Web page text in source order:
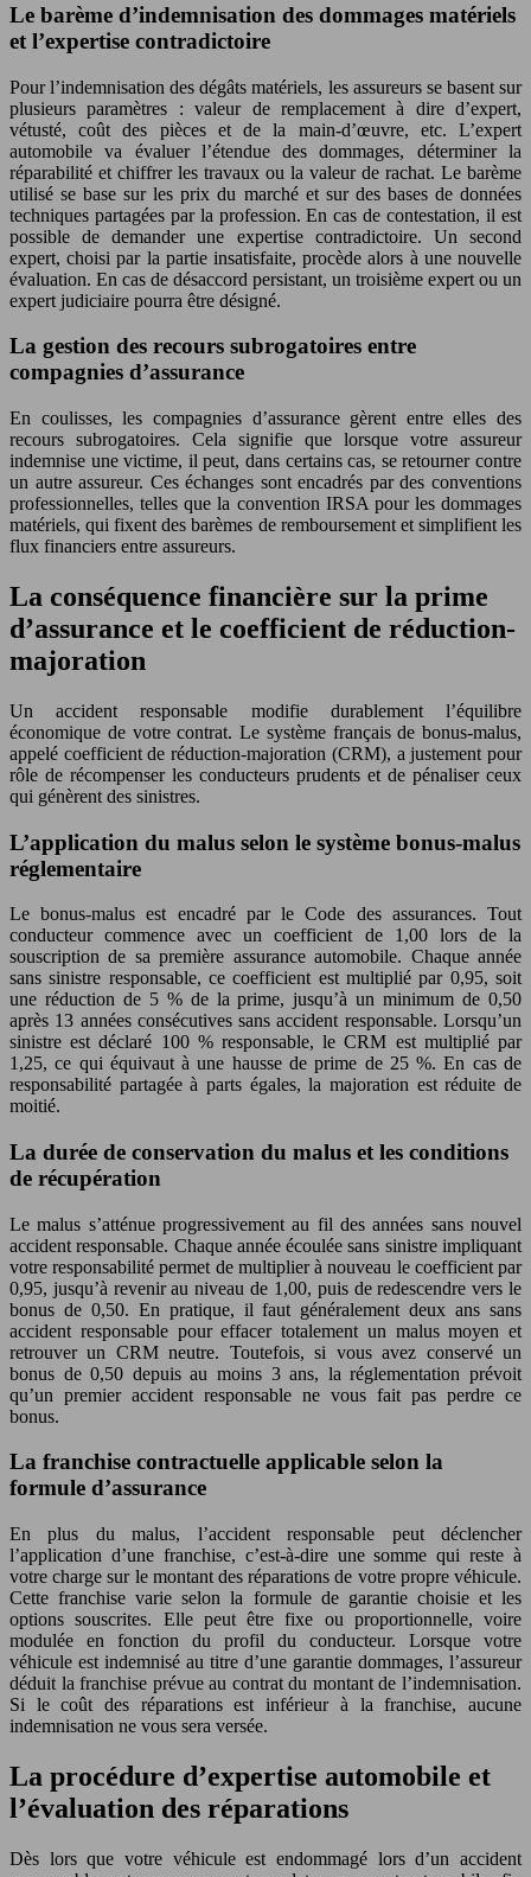
Le barème d’indemnisation des dommages matériels
et l’expertise contradictoire
Pour l’indemnisation des dégâts matériels, les assureurs se basent sur
plusieurs paramètres : valeur de remplacement à dire d’expert,
vétusté, coût des pièces et de la main-d’œuvre, etc. L’expert
automobile va évaluer l’étendue des dommages, déterminer la
réparabilité et chiffrer les travaux ou la valeur de rachat. Le barème
utilisé se base sur les prix du marché et sur des bases de données
techniques partagées par la profession. En cas de contestation, il est
possible de demander une expertise contradictoire. Un second
expert, choisi par la partie insatisfaite, procède alors à une nouvelle
évaluation. En cas de désaccord persistant, un troisième expert ou un
expert judiciaire pourra être désigné.
La gestion des recours subrogatoires entre
compagnies d’assurance
En coulisses, les compagnies d’assurance gèrent entre elles des
recours subrogatoires. Cela signifie que lorsque votre assureur
indemnise une victime, il peut, dans certains cas, se retourner contre
un autre assureur. Ces échanges sont encadrés par des conventions
professionnelles, telles que la convention IRSA pour les dommages
matériels, qui fixent des barèmes de remboursement et simplifient les
flux financiers entre assureurs.
La conséquence financière sur la prime
d’assurance et le coefficient de réduction-
majoration
Un accident responsable modifie durablement l’équilibre
économique de votre contrat. Le système français de bonus-malus,
appelé coefficient de réduction-majoration (CRM), a justement pour
rôle de récompenser les conducteurs prudents et de pénaliser ceux
qui génèrent des sinistres.
L’application du malus selon le système bonus-malus
réglementaire
Le bonus-malus est encadré par le Code des assurances. Tout
conducteur commence avec un coefficient de 1,00 lors de la
souscription de sa première assurance automobile. Chaque année
sans sinistre responsable, ce coefficient est multiplié par 0,95, soit
une réduction de 5 % de la prime, jusqu’à un minimum de 0,50
après 13 années consécutives sans accident responsable. Lorsqu’un
sinistre est déclaré 100 % responsable, le CRM est multiplié par
1,25, ce qui équivaut à une hausse de prime de 25 %. En cas de
responsabilité partagée à parts égales, la majoration est réduite de
moitié.
La durée de conservation du malus et les conditions
de récupération
Le malus s’atténue progressivement au fil des années sans nouvel
accident responsable. Chaque année écoulée sans sinistre impliquant
votre responsabilité permet de multiplier à nouveau le coefficient par
0,95, jusqu’à revenir au niveau de 1,00, puis de redescendre vers le
bonus de 0,50. En pratique, il faut généralement deux ans sans
accident responsable pour effacer totalement un malus moyen et
retrouver un CRM neutre. Toutefois, si vous avez conservé un
bonus de 0,50 depuis au moins 3 ans, la réglementation prévoit
qu’un premier accident responsable ne vous fait pas perdre ce
bonus.
La franchise contractuelle applicable selon la
formule d’assurance
En plus du malus, l’accident responsable peut déclencher
l’application d’une franchise, c’est-à-dire une somme qui reste à
votre charge sur le montant des réparations de votre propre véhicule.
Cette franchise varie selon la formule de garantie choisie et les
options souscrites. Elle peut être fixe ou proportionnelle, voire
modulée en fonction du profil du conducteur. Lorsque votre
véhicule est indemnisé au titre d’une garantie dommages, l’assureur
déduit la franchise prévue au contrat du montant de l’indemnisation.
Si le coût des réparations est inférieur à la franchise, aucune
indemnisation ne vous sera versée.
La procédure d’expertise automobile et
l’évaluation des réparations
Dès lors que votre véhicule est endommagé lors d’un accident